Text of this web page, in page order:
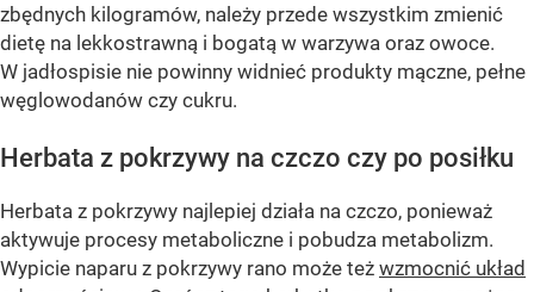
zbędnych kilogramów, należy przede wszystkim zmienić
dietę na lekkostrawną i bogatą w warzywa oraz owoce.
W jadłospisie nie powinny widnieć produkty mączne, pełne
węglowodanów czy cukru.
Herbata z pokrzywy na czczo czy po posiłku
Herbata z pokrzywy najlepiej działa na czczo, ponieważ
aktywuje procesy metaboliczne i pobudza metabolizm.
Wypicie naparu z pokrzywy rano może też wzmocnić układ